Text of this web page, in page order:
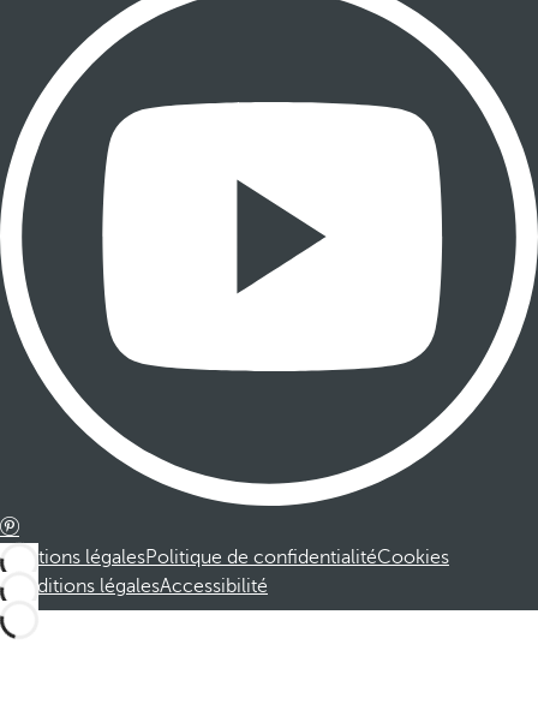
Mentions légalesPolitique de confidentialitéCookies
Conditions légalesAccessibilité